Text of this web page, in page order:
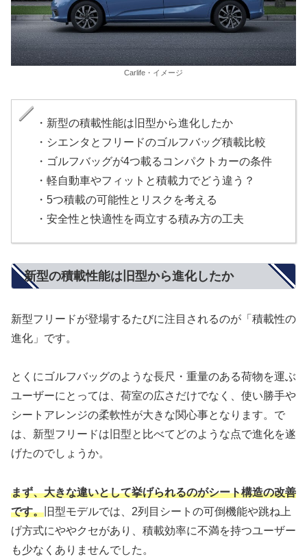
Carlife・イメージ
・新型の積載性能は旧型から進化したか
・シエンタとフリードのゴルフバッグ積載比較
・ゴルフバッグが4つ載るコンパクトカーの条件
・軽自動車やフィットと積載力でどう違う？
・5つ積載の可能性とリスクを考える
・安全性と快適性を両立する積み方の工夫
新型の積載性能は旧型から進化したか
新型フリードが登場するたびに注目されるのが「積載性の
進化」です。
とくにゴルフバッグのような長尺・重量のある荷物を運ぶ
ユーザーにとっては、荷室の広さだけでなく、使い勝手や
シートアレンジの柔軟性が大きな関心事となります。で
は、新型フリードは旧型と比べてどのような点で進化を遂
げたのでしょうか。
まず、大きな違いとして挙げられるのがシート構造の改善
です。 旧型モデルでは、2列目シートの可倒機能や跳ね上
げ方式にややクセがあり、積載効率に不満を持つユーザー
も少なくありませんでした。